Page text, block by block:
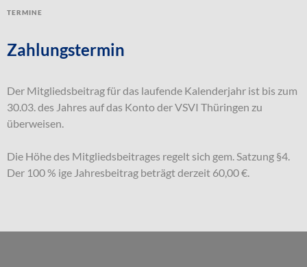
Termine
Zahlungstermin
Der Mitgliedsbeitrag für das laufende Kalenderjahr ist bis zum
30.03. des Jahres auf das Konto der VSVI Thüringen zu
überweisen.
Die Höhe des Mitgliedsbeitrages regelt sich gem. Satzung §4.
Der 100 % ige Jahresbeitrag beträgt derzeit 60,00 €.